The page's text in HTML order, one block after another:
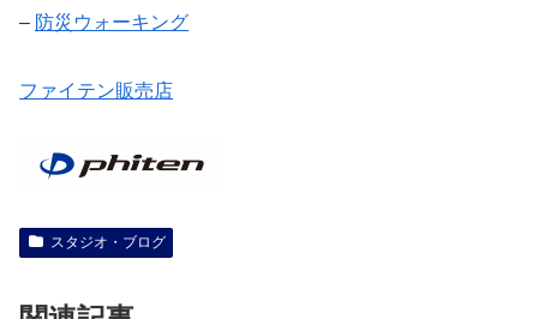
– 防災ウォーキング
ファイテン販売店
スタジオ・ブログ